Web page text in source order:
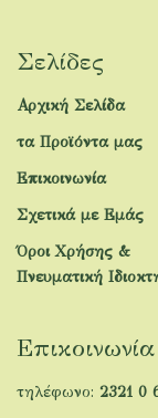
Σελίδες
Αρχική Σελίδα
τα Προϊόντα μας
Επικοινωνία
Σχετικά με Εμάς
Όροι Χρήσης &
Πνευματική
Επικοινωνία
τηλέφωνο: 2321 0